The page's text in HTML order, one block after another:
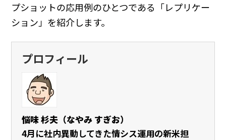
プショットの応用例のひとつである「レプリケー
ション」を紹介します。
プロフィール
悩味 杉夫（なやみ すぎお）
4月に社内異動してきた情シス運用の新米担